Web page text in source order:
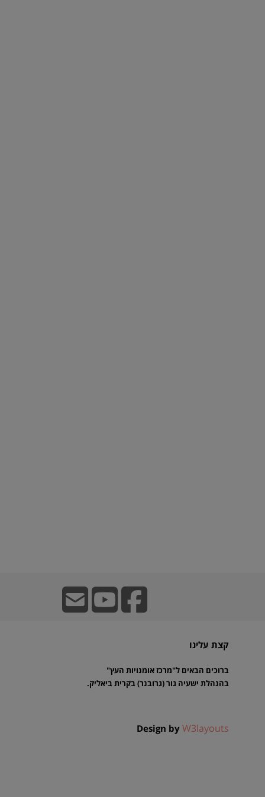
קצת עלינו
ברוכים הבאים ל"מרכז אומנויות העץ"
בהנהלת ישעיה גור (גרובנר) בקרית ביאליק.
Design by W3layouts